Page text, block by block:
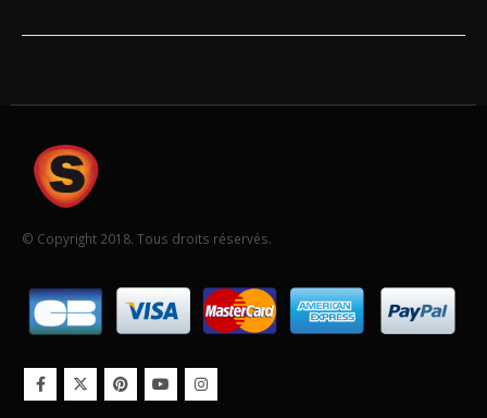
© Copyright 2018. Tous droits réservés.